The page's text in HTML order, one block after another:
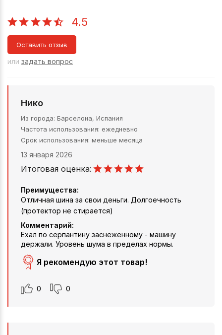
4.5
Оставить отзыв
или задать вопрос
Нико
Из города Барселона, Испания
Частота использования ежедневно
Срок использования меньше месяца
13 января 2026
Итоговая оценка:
Преимущества:
Отличная шина за свои деньги. Долгоечность
(протектор не стирается)
Комментарий:
Ехал по серпантину заснеженному - машину
держали. Уровень шума в пределах нормы.
Я рекомендую этот товар!
0 0